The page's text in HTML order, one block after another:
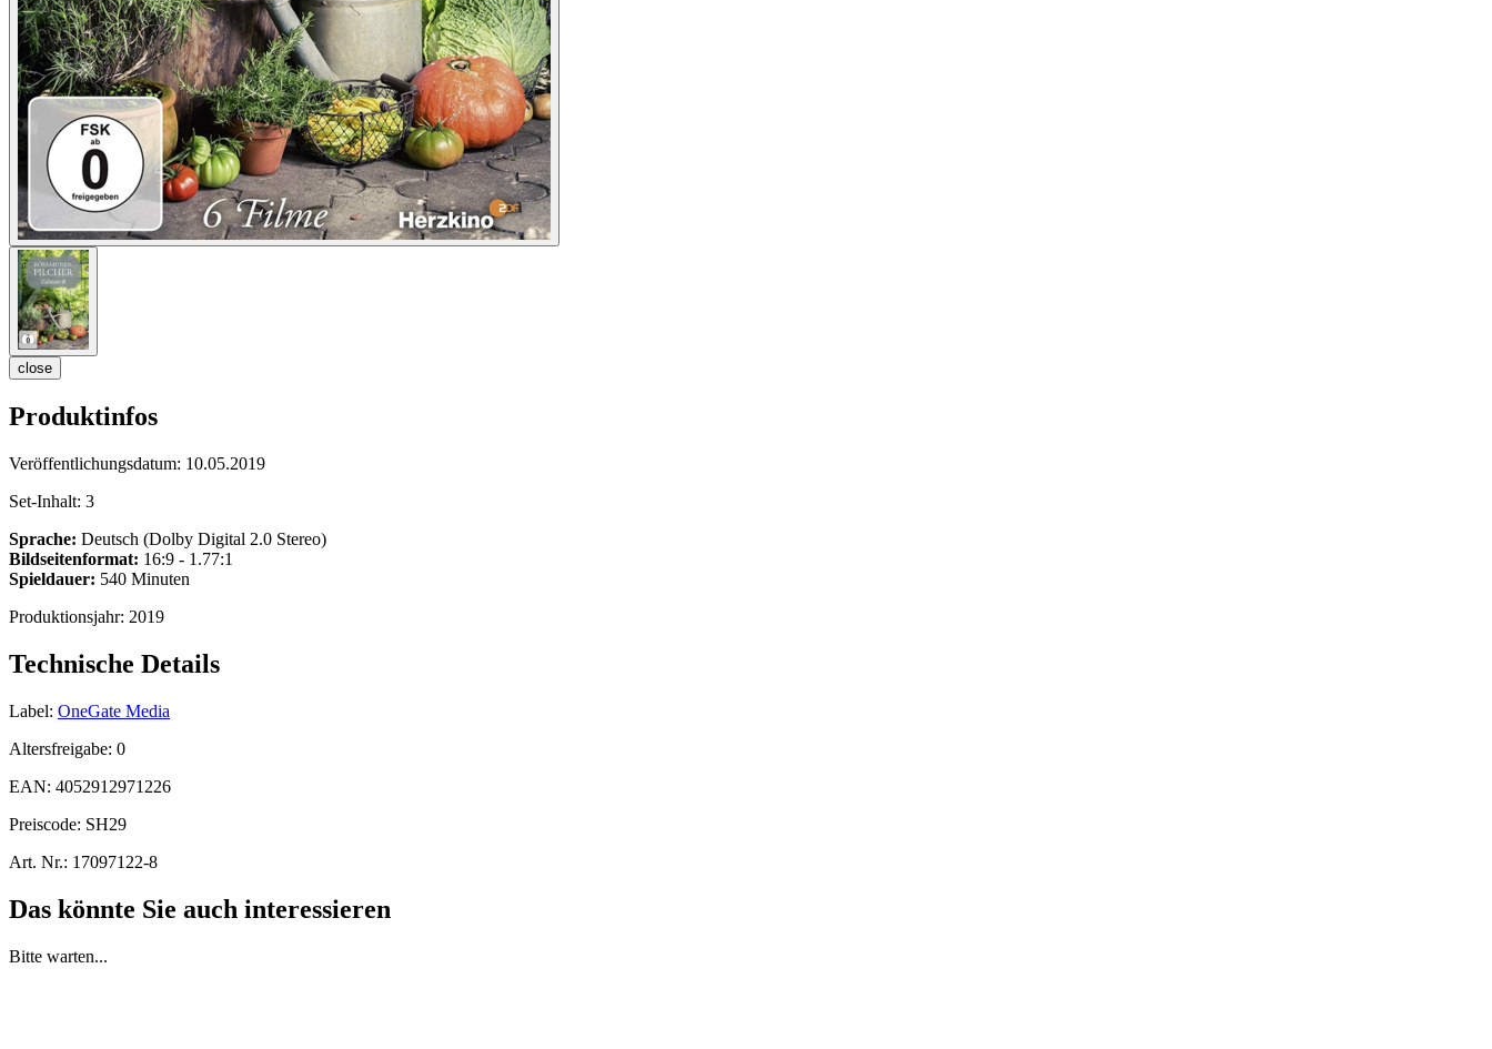
close
Produktinfos
Veröffentlichungsdatum: 10.05.2019
Set-Inhalt: 3
Sprache: Deutsch (Dolby Digital 2.0 Stereo)
Bildseitenformat: 16:9 - 1.77:1
Spieldauer: 540 Minuten
Produktionsjahr: 2019
Technische Details
Label: OneGate Media
Altersfreigabe: 0
EAN: 4052912971226
Preiscode: SH29
Art. Nr.: 17097122-8
Das könnte Sie auch interessieren
Bitte warten...